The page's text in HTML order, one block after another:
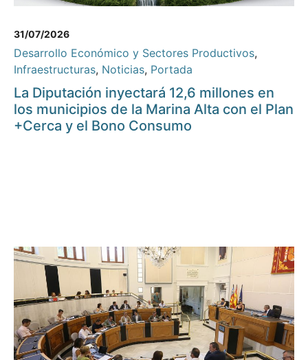
31/07/2026
Desarrollo Económico y Sectores Productivos,
Infraestructuras, Noticias, Portada
La Diputación inyectará 12,6 millones en
los municipios de la Marina Alta con el Plan
+Cerca y el Bono Consumo